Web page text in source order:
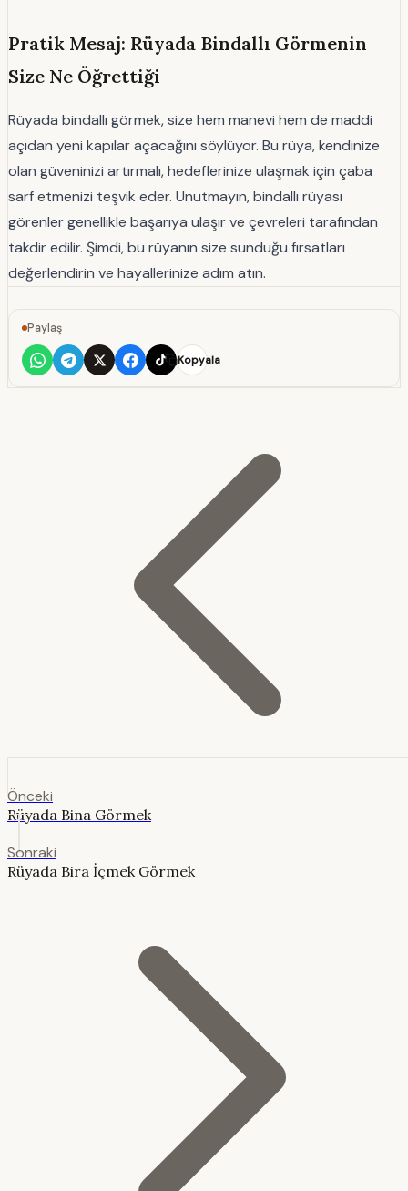
Pratik Mesaj: Rüyada Bindallı Görmenin
Size Ne Öğrettiği
Rüyada bindallı görmek, size hem manevi hem de maddi
açıdan yeni kapılar açacağını söylüyor. Bu rüya, kendinize
olan güveninizi artırmalı, hedeflerinize ulaşmak için çaba
sarf etmenizi teşvik eder. Unutmayın, bindallı rüyası
görenler genellikle başarıya ulaşır ve çevreleri tarafından
takdir edilir. Şimdi, bu rüyanın size sunduğu fırsatları
değerlendirin ve hayallerinize adım atın.
Paylaş
Kopyala
Önceki
Rüyada Bina Görmek
Sonraki
Rüyada Bira İçmek Görmek